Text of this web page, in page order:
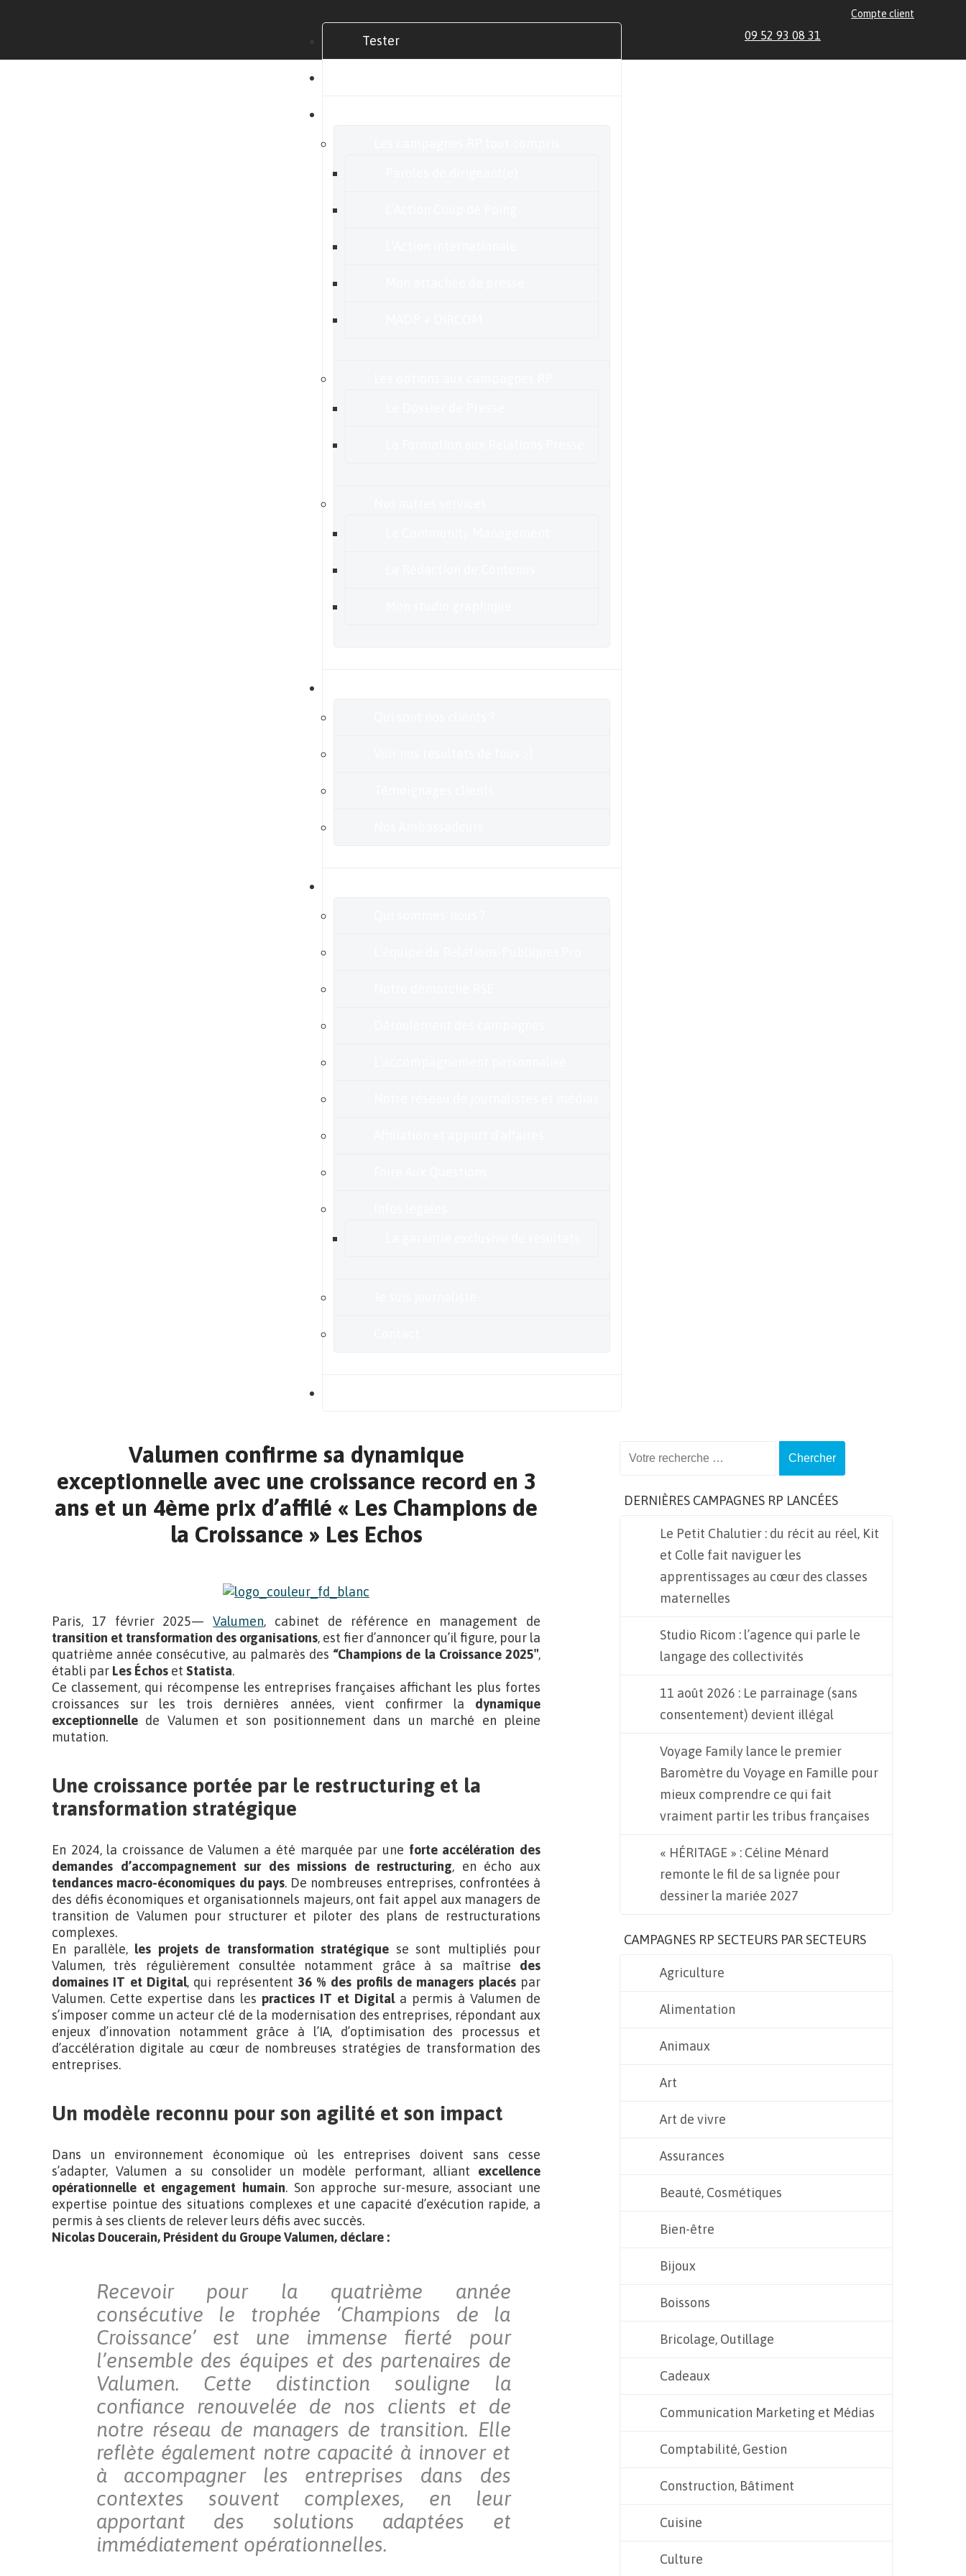
Tester
Compte client
09 52 93 08 31
Valumen confirme sa dynamique
exceptionnelle avec une croissance record en 3
ans et un 4ème prix d’affilé « Les Champions de
la Croissance » Les Echos
Paris, 17 février 2025—Valumen, cabinet de référence en management de
transition et transformation des organisations, est fier d’annoncer qu’il figure, pour la
quatrième année consécutive, au palmarès des “Champions de la Croissance 2025″,
établi par Les Échos et Statista.
Ce classement, qui récompense les entreprises françaises affichant les plus fortes
croissances sur les trois dernières années, vient confirmer la dynamique
exceptionnelle de Valumen et son positionnement dans un marché en pleine
mutation.
Une croissance portée par le restructuring et la
transformation stratégique
En 2024, la croissance de Valumen a été marquée par une forte accélération des
demandes d’accompagnement sur des missions de restructuring, en écho aux
tendances macro-économiques du pays. De nombreuses entreprises, confrontées à
des défis économiques et organisationnels majeurs, ont fait appel aux managers de
transition de Valumen pour structurer et piloter des plans de restructurations
complexes.
En parallèle, les projets de transformation stratégique se sont multipliés pour
Valumen, très régulièrement consultée notamment grâce à sa maîtrise des
domaines IT et Digital, qui représentent 36 % des profils de managers placéspar
Valumen. Cette expertise dans les practices IT et Digitala permis à Valumen de
s’imposer comme un acteur clé de la modernisation des entreprises, répondant aux
enjeux d’innovation notamment grâce à l’IA, d’optimisation des processus et
d’accélération digitale au cœur de nombreuses stratégies de transformation des
entreprises.
Un modèle reconnu pour son agilité et son impact
Dans un environnement économique où les entreprises doivent sans cesse
s’adapter, Valumen a su consolider un modèle performant, alliant excellence
opérationnelle et engagement humain. Son approche sur-mesure, associant une
expertise pointue des situations complexes et une capacité d’exécution rapide, a
permis à ses clients de relever leurs défis avec succès.
Nicolas Doucerain, Président du Groupe Valumen, déclare :
Recevoir pour la quatrième année
consécutive le trophée ‘Champions de la
Croissance’ est une immense fierté pour
l’ensemble des équipes et des partenaires de
Valumen. Cette distinction souligne la
confiance renouvelée de nos clients et de
notre réseau de managers de transition. Elle
reflète également notre capacité à innover et
à accompagner les entreprises dans des
contextes souvent complexes, en leur
apportant des solutions adaptées et
immédiatement opérationnelles.
DERNIÈRES CAMPAGNES RP LANCÉES
Le Petit Chalutier : du récit au réel, Kit
et Colle fait naviguer les
apprentissages au cœur des classes
maternelles
Studio Ricom : l’agence qui parle le
langage des collectivités
11 août 2026 : Le parrainage (sans
consentement) devient illégal
Voyage Family lance le premier
Baromètre du Voyage en Famille pour
mieux comprendre ce qui fait
vraiment partir les tribus françaises
« HÉRITAGE » : Céline Ménard
remonte le fil de sa lignée pour
dessiner la mariée 2027
CAMPAGNES RP SECTEURS PAR SECTEURS
Agriculture
Alimentation
Animaux
Art
Art de vivre
Assurances
Beauté, Cosmétiques
Bien-être
Bijoux
Boissons
Bricolage, Outillage
Cadeaux
Communication Marketing et Médias
Comptabilité, Gestion
Construction, Bâtiment
Cuisine
Culture